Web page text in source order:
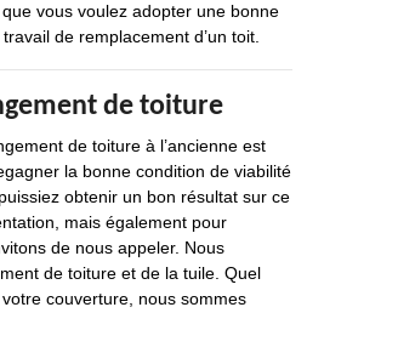
vous voulez adopter une bonne
de remplacement d’un toit.
de toiture
de toiture à l’ancienne est
la bonne condition de viabilité
obtenir un bon résultat sur ce
mais également pour
de nous appeler. Nous
de toiture et de la tuile. Quel
couverture, nous sommes